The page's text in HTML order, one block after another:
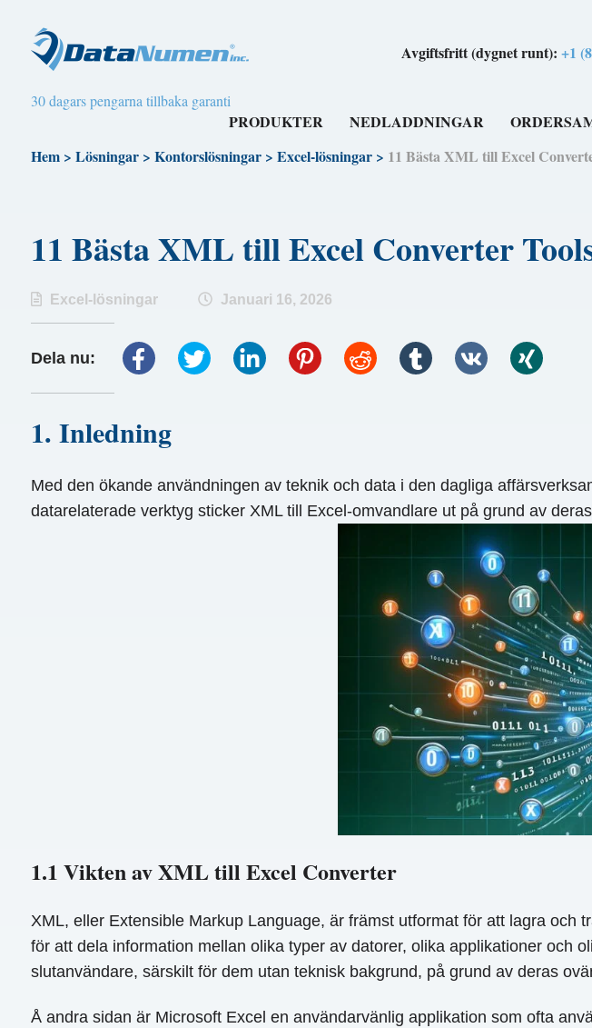
Avgiftsfritt (dygnet runt):+1
30 dagars pengarna tillbaka garanti
PRODUKTER NEDLADDNINGAR
Hem> Lösningar> Kontorslösningar> Excel-lösningar> 11 Bästa XML till Excel
11 Bästa XML till Excel Converter
Excel-lösningar Januari 16, 2026
Dela nu:
1. Inledning
Med den ökande användningen av teknik och data i den dagliga
datarelaterade verktyg sticker XML till Excel-omvandlare ut på grund av
1.1 Vikten av XML till Excel Converter
XML, eller Extensible Markup Language, är främst utformat för att lagra
för att dela information mellan olika typer av datorer, olika applikationer och
slutanvändare, särskilt för dem utan teknisk bakgrund, på grund av deras
Å andra sidan är Microsoft Excel en användarvänlig applikation som ofta